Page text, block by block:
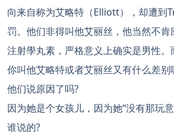
向来自称为艾略特（Elliott），却遭到
罚。他们非得叫他艾丽丝，他当然不
注射學丸素，严格意义上确实是男性。
你叫他艾略特或者艾丽丝又有什么差别
他们说原因了吗?
因为她是个女孩儿，因为她“没有那玩意
谁说的?